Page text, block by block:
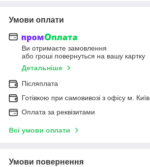
Умови оплати
Ви отримаєте замовлення
або гроші повернуться на вашу картку
Детальніше
Післяплата
Готівкою при самовивозі з офісу м. Київ
Оплата за реквізитами
Всі умови оплати
Умови повернення